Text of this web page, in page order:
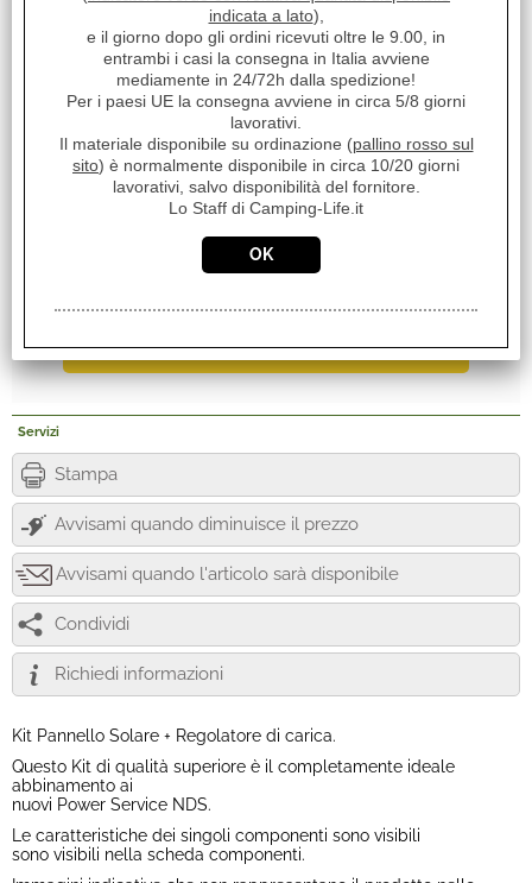
Disponibile su Ordinazione in circa 10/20gg (Tempistica
Da ordinare al Fornitore 10-20gg
Servizi
Stampa
Avvisami quando diminuisce il prezzo
Avvisami quando l'articolo sarà disponibile
Condividi
Richiedi informazioni
Kit Pannello Solare + Regolatore di carica.
Questo Kit di qualità superiore è il completamente ideale
abbinamento ai
nuovi Power Service NDS.
Le caratteristiche dei singoli componenti sono visibili
sono visibili nella scheda componenti.
indicata a lato),
e il giorno dopo gli ordini ricevuti oltre le 9.00, in
entrambi i casi la consegna in Italia avviene
mediamente in 24/72h dalla spedizione!
Per i paesi UE la consegna avviene in circa 5/8 giorni
lavorativi.
Il materiale disponibile su ordinazione (pallino rosso sul
sito) è normalmente disponibile in circa 10/20 giorni
lavorativi, salvo disponibilità del fornitore.
Lo Staff di Camping-Life.it